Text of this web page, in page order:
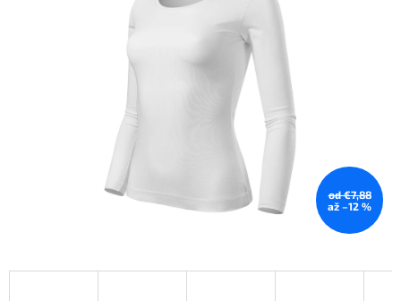
od €7,88
až –12 %